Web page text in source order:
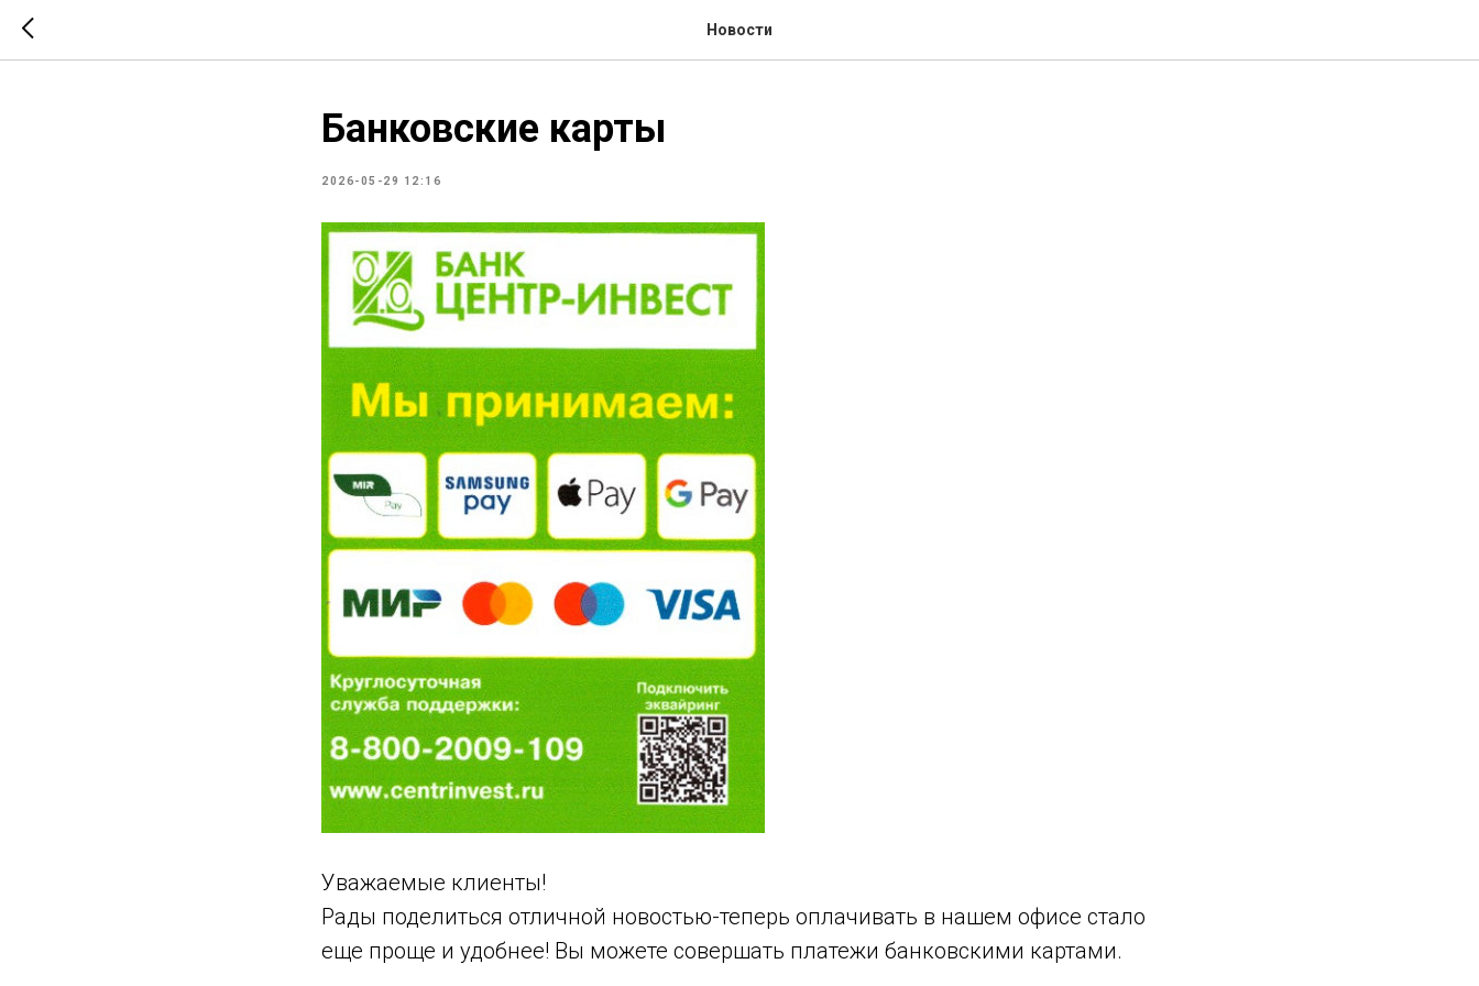
Новости
Банковские карты
2026-05-29 12:16
Уважаемые клиенты!
Рады поделиться отличной новостью-теперь оплачивать в нашем офисе стало
еще проще и удобнее! Вы можете совершать платежи банковскими картами.